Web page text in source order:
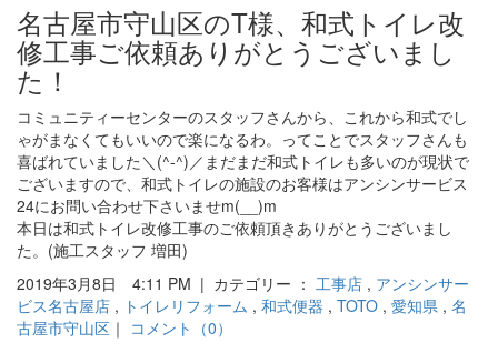
名古屋市守山区のT様、和式トイレ改
修工事ご依頼ありがとうございまし
た！
コミュニティーセンターのスタッフさんから、これから和式でし
ゃがまなくてもいいので楽になるわ。ってことでスタッフさんも
喜ばれていました＼(^-^)／まだまだ和式トイレも多いのが現状で
ございますので、和式トイレの施設のお客様はアンシンサービス
24にお問い合わせ下さいませm(__)m
本日は和式トイレ改修工事のご依頼頂きありがとうございまし
た。(施工スタッフ 増田)
2019年3月8日 4:11 PM | カテゴリー ： 工事店 , アンシンサー
ビス名古屋店 , トイレリフォーム , 和式便器 , TOTO , 愛知県 , 名
古屋市守山区 ｜ コメント（0）